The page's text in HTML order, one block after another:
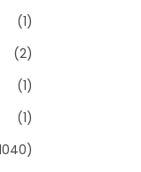
(1)
(2)
(1)
(1)